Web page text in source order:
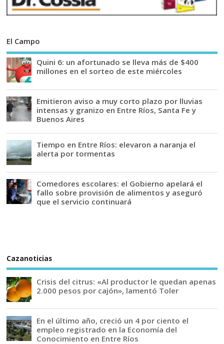
El Campo
Quini 6: un afortunado se lleva más de $400
millones en el sorteo de este miércoles
Emitieron aviso a muy corto plazo por lluvias
intensas y granizo en Entre Ríos, Santa Fe y
Buenos Aires
Tiempo en Entre Ríos: elevaron a naranja el
alerta por tormentas
Comedores escolares: el Gobierno apelará el
fallo sobre provisión de alimentos y aseguró
que el servicio continuará
Cazanoticias
Crisis del citrus: «Al productor le quedan apenas
2.000 pesos por cajón», lamentó Toler
En el último año, creció un 4 por ciento el
empleo registrado en la Economía del
Conocimiento en Entre Ríos